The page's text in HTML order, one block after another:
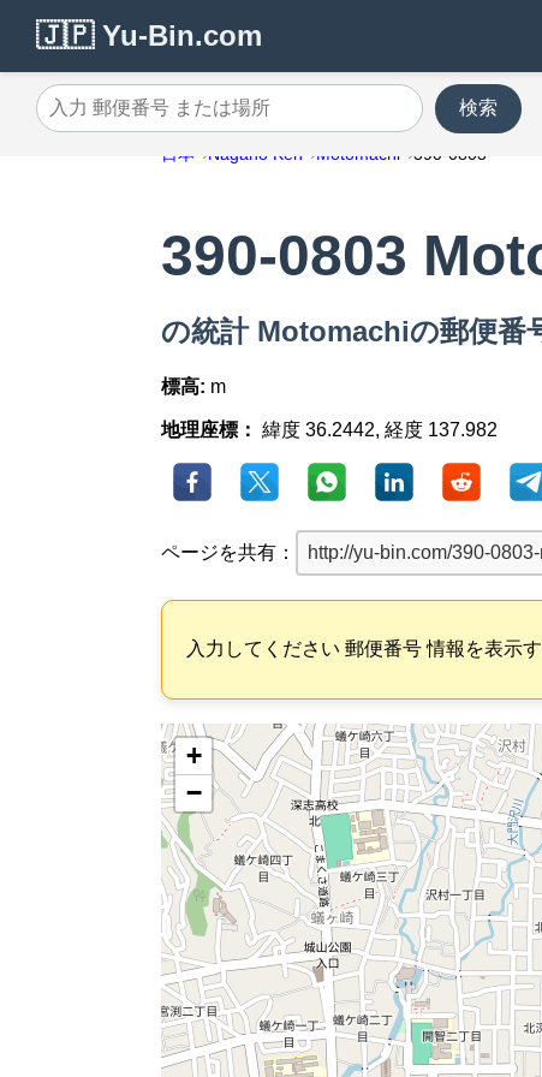
🇯🇵 Yu-Bin.com
入力 郵便番号 または場所
検索
日本 Nagano Ken Motomachi 390-0803
390-0803
の統計 Motomachiの郵便番
標高: m
地理座標： 緯度 36.2442, 経度 137.982
ページを共有：
入力してください 郵便番号 情報を表示
+
−